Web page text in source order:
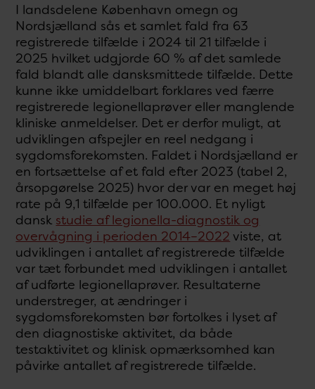
I landsdelene København omegn og
Nordsjælland sås et samlet fald fra 63
registrerede tilfælde i 2024 til 21 tilfælde i
2025 hvilket udgjorde 60 % af det samlede
fald blandt alle dansksmittede tilfælde. Dette
kunne ikke umiddelbart forklares ved færre
registrerede legionellaprøver eller manglende
kliniske anmeldelser. Det er derfor muligt, at
udviklingen afspejler en reel nedgang i
sygdomsforekomsten. Faldet i Nordsjælland er
en fortsættelse af et fald efter 2023 (tabel 2,
årsopgørelse 2025) hvor der var en meget høj
rate på 9,1 tilfælde per 100.000. Et nyligt
dansk studie af legionella-diagnostik og
overvågning i perioden 2014–2022 viste, at
udviklingen i antallet af registrerede tilfælde
var tæt forbundet med udviklingen i antallet
af udførte legionellaprøver. Resultaterne
understreger, at ændringer i
sygdomsforekomsten bør fortolkes i lyset af
den diagnostiske aktivitet, da både
testaktivitet og klinisk opmærksomhed kan
påvirke antallet af registrerede tilfælde.